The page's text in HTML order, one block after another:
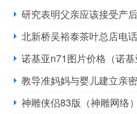
研究表明父亲应该接受产
北新桥吴裕泰茶叶总店电
诺基亚n71图片价格（诺基
教导准妈妈与婴儿建立亲
神雕侠侣83版（神雕网络）